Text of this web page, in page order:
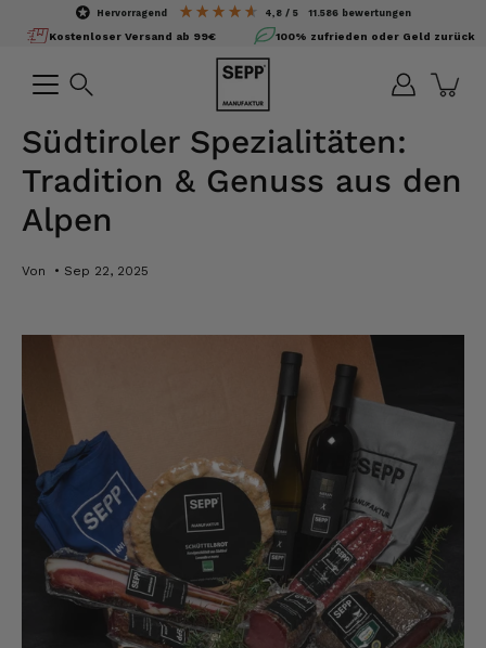
überspringen
Kostenloser Versand ab 99€
hervorragend 4,8 / 5 11.586 bewertungen
100% zufrieden oder Geld zurück
Südtiroler Spezialitäten:
Tradition & Genuss aus den
Alpen
Von Sep 22, 2025